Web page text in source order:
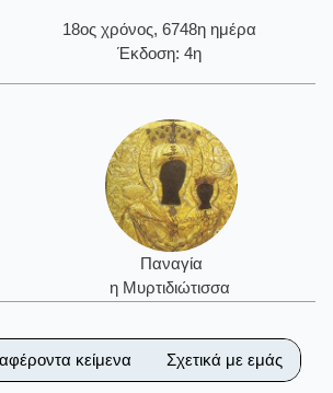
18ος χρόνος, 6748η ημέρα
Έκδοση: 4η
Παναγία
η Μυρτιδιώτισσα
κείμενα Σχετικά με εμάς